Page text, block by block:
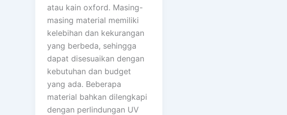
atau kain oxford. Masing-
masing material memiliki
kelebihan dan kekurangan
yang berbeda, sehingga
dapat disesuaikan dengan
kebutuhan dan budget
yang ada. Beberapa
material bahkan dilengkapi
dengan perlindungan UV